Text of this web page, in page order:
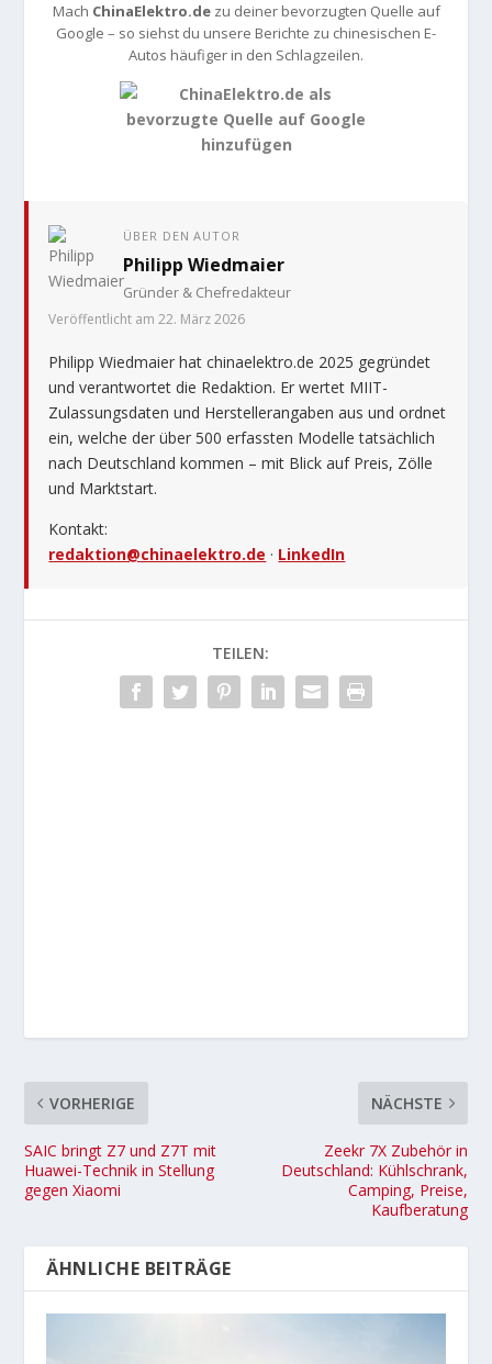
Mach ChinaElektro.dezu deiner bevorzugten Quelle auf
Google – so siehst du unsere Berichte zu chinesischen E-
Autos häufiger in den Schlagzeilen.
ÜBER DEN AUTOR
Philipp Wiedmaier
Gründer & Chefredakteur
Veröffentlicht am 22. März 2026
Philipp Wiedmaier hat chinaelektro.de 2025 gegründet
und verantwortet die Redaktion. Er wertet MIIT-
Zulassungsdaten und Herstellerangaben aus und ordnet
ein, welche der über 500 erfassten Modelle tatsächlich
nach Deutschland kommen – mit Blick auf Preis, Zölle
und Marktstart.
Kontakt:
redaktion@chinaelektro.de · LinkedIn
TEILEN:
VORHERIGE
SAIC bringt Z7 und Z7T mit
Huawei-Technik in Stellung
gegen Xiaomi
NÄCHSTE
Zeekr 7X Zubehör in
Deutschland: Kühlschrank,
Camping, Preise,
Kaufberatung
ÄHNLICHE BEITRÄGE